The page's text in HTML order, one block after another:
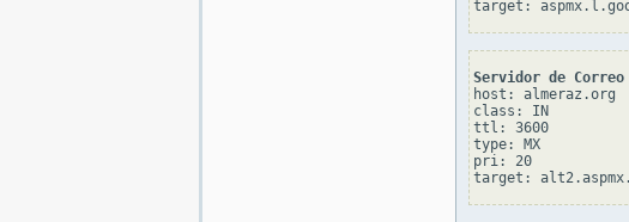
Servidor de Correo
host: almeraz.org
class: IN
ttl: 3600
type: MX
pri: 20